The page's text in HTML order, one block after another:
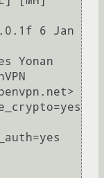
6 Jan
Yonan